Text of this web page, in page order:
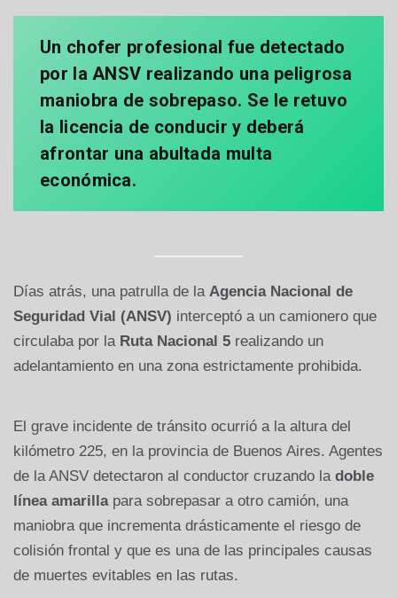
Un chofer profesional fue detectado
por la ANSV realizando una peligrosa
maniobra de sobrepaso. Se le retuvo
la licencia de conducir y deberá
afrontar una abultada multa
económica.
Días atrás, una patrulla de la Agencia Nacional de
Seguridad Vial (ANSV) interceptó a un camionero que
circulaba por la Ruta Nacional 5 realizando un
adelantamiento en una zona estrictamente prohibida.
El grave incidente de tránsito ocurrió a la altura del
kilómetro 225, en la provincia de Buenos Aires. Agentes
de la ANSV detectaron al conductor cruzando la doble
línea amarillapara sobrepasar a otro camión, una
maniobra que incrementa drásticamente el riesgo de
colisión frontal y que es una de las principales causas
de muertes evitables en las rutas.